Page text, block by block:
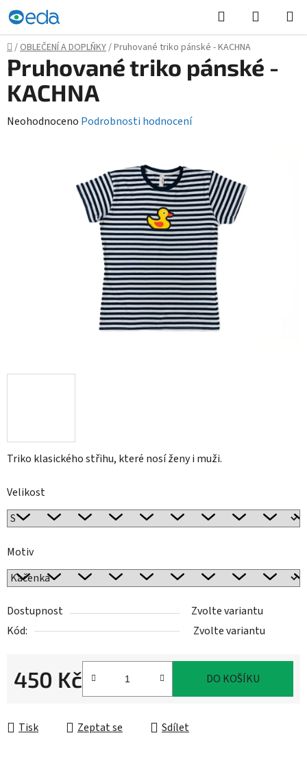
Přejít
na
obsah
Hledat
KOŠÍK
Domů
/OBLEČENÍ A DOPLŇKY/Pruhované triko pánské - KACHNA
Triko klasického střihu, které nosí ženy i muži.
Velikost
Motiv
Dostupnost
Zvolte variantu
Kód:
Zvolte variantu
450 Kč DO KOŠÍKU
Tisk Zeptat se Sdílet
Pruhované triko pánské -
KACHNA
Průměrné
Neohodnoceno Podrobnosti hodnocení